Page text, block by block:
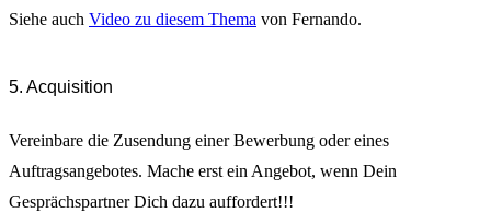
Siehe auch Video zu diesem Thema von Fernando.
5. Acquisition
Vereinbare die Zusendung einer Bewerbung oder eines
Auftragsangebotes. Mache erst ein Angebot, wenn Dein
Gesprächspartner Dich dazu auffordert!!!